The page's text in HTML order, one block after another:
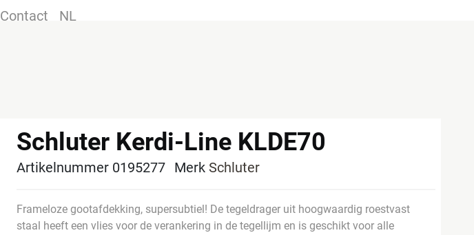
Contact
NL
Schluter Kerdi-Line KLDE70
Artikelnummer 0195277 Merk Schluter
Frameloze gootafdekking, supersubtiel! De tegeldrager uit hoogwaardig roestvast
staal heeft een vlies voor de verankering in de tegellijm en is geschikt voor alle